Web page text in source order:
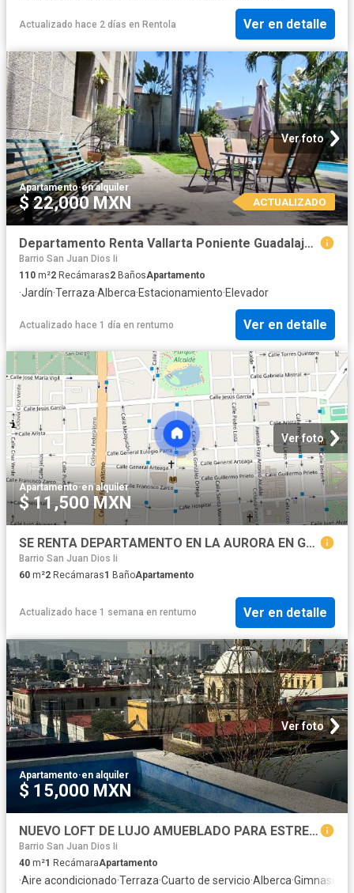
Actualizado hace 2 días en Rentola Ver en detalle
Ver foto
Apartamento·en alquiler
$ 22,000 MXN ACTUALIZADO
Departamento Renta Vallarta Poniente Guadalajara
Barrio San Juan Dios Ii
110 m²2 Recámaras2 BañosApartamento
·Jardín·Terraza·Alberca·Estacionamiento·Elevador
Actualizado hace 1 día en rentumo Ver en detalle
Ver foto
Apartamento·en alquiler
$ 11,500 MXN
SE RENTA DEPARTAMENTO EN LA AURORA EN GUADALAJARA JALISCO
Barrio San Juan Dios Ii
60 m²2 Recámaras1 BañoApartamento
Actualizado hace 1 semana en rentumo Ver en detalle
Ver foto
Apartamento·en alquiler
$ 15,000 MXN
NUEVO LOFT DE LUJO AMUEBLADO PARA ESTRENAR Centro De Guadalajara
Barrio San Juan Dios Ii
40 m²1 RecámaraApartamento
·Aire acondicionado·Terraza·Cuarto de servicio·Alberca·Gimnasio